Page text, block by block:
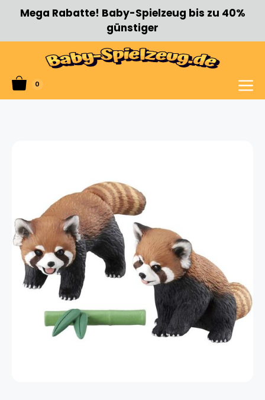
Zum
Inhalt
Mega Rabatte! Baby-Spielzeug bis zu 40%
günstiger
0
Menü